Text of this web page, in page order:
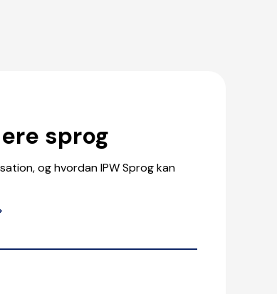
sprog
og hvordan IPW Sprog kan